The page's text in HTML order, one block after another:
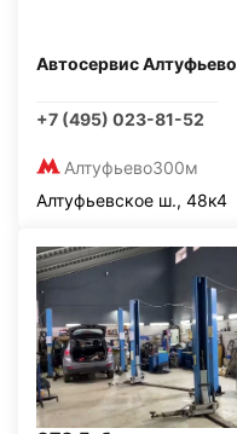
Автосервис Алтуфьево
+7 (495) 023-81-52
Алтуфьево300м
Алтуфьевское ш., 48к4